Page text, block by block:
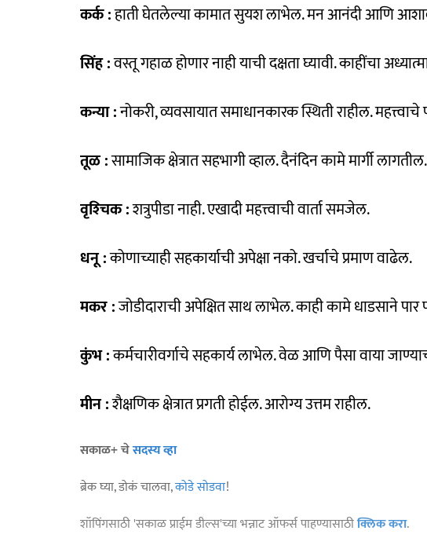
कर्क :हाती घेतलेल्या कामात सुयश लाभेल. मन आनंदी आणि
सिंह :वस्तू गहाळ होणार नाही याची दक्षता घ्यावी. काहींचा
कन्या :नोकरी, व्यवसायात समाधानकारक स्थिती राहील. महत्त्वाचे
तूळ :सामाजिक क्षेत्रात सहभागी व्हाल. दैनंदिन कामे मार्गी लागतील.
वृश्‍चिक :शत्रुपीडा नाही. एखादी महत्त्वाची वार्ता समजेल.
धनू :कोणाच्याही सहकार्याची अपेक्षा नको. खर्चाचे प्रमाण वाढेल.
मकर :जोडीदाराची अपेक्षित साथ लाभेल. काही कामे धाडसाने पार
कुंभ :कर्मचारीवर्गाचे सहकार्य लाभेल. वेळ आणि पैसा वाया
मीन :शैक्षणिक क्षेत्रात प्रगती होईल. आरोग्य उत्तम राहील.
सकाळ+ चेसदस्य व्हा
ब्रेक घ्या, डोकं चालवा,कोडे सोडवा!
शॉपिंगसाठी 'सकाळ प्राईम डील्स'च्या भन्नाट ऑफर्स पाहण्यासाठीक्लिक करा.